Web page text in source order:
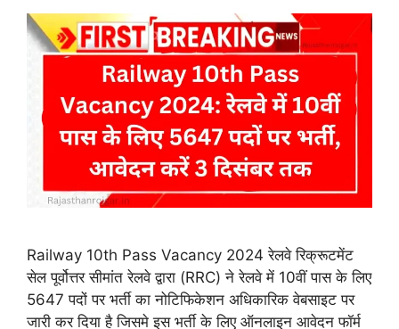
Railway 10th Pass Vacancy 2024 रेलवे रिक्रूटमेंट
सेल पूर्वोत्तर सीमांत रेलवे द्वारा (RRC) ने रेलवे में 10वीं पास के लिए
5647 पदों पर भर्ती का नोटिफिकेशन अधिकारिक वेबसाइट पर
जारी कर दिया है जिसमे इस भर्ती के लिए ऑनलाइन आवेदन फॉर्म